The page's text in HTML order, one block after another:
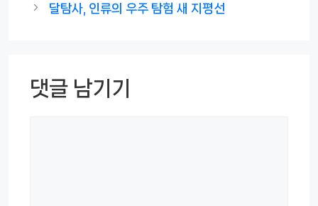
리
달탐사, 인류의 우주 탐험 새 지평선
댓글 남기기